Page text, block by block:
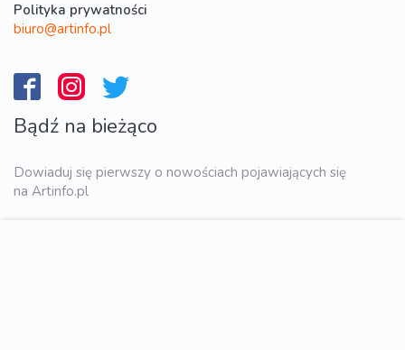
Polityka prywatności
biuro@artinfo.pl
Bądź na bieżąco
Dowiaduj się pierwszy o nowościach pojawiających się
na Artinfo.pl